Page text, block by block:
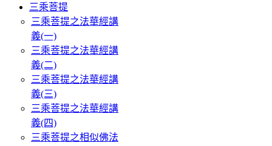
三乘菩提
三乘菩提之法華經講
義(一)
三乘菩提之法華經講
義(二)
三乘菩提之法華經講
義(三)
三乘菩提之法華經講
義(四)
三乘菩提之相似佛法